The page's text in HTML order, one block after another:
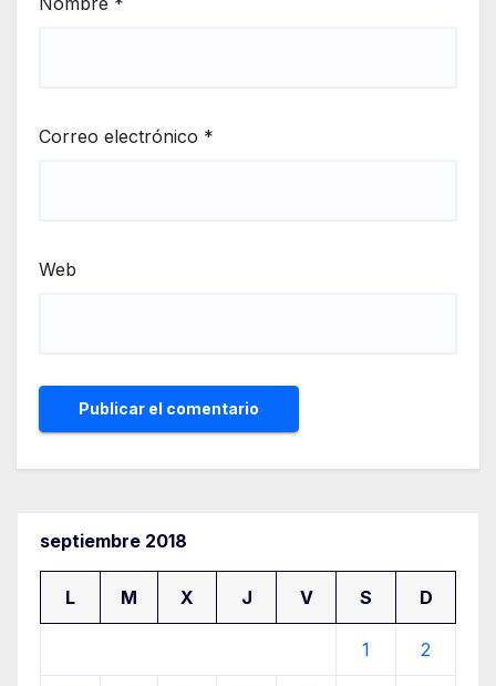
Correo electrónico *
Web
septiembre 2018
L M X J V S D
1 2